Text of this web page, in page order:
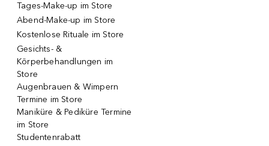
Tages-Make-up im Store
Abend-Make-up im Store
Kostenlose Rituale im Store
Gesichts- &
Körperbehandlungen im
Store
Augenbrauen & Wimpern
Termine im Store
Maniküre & Pediküre Termine
im Store
Studentenrabatt